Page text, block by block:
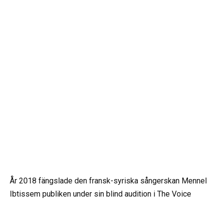
År 2018 fängslade den fransk-syriska sångerskan Mennel
Ibtissem publiken under sin blind audition i The Voice